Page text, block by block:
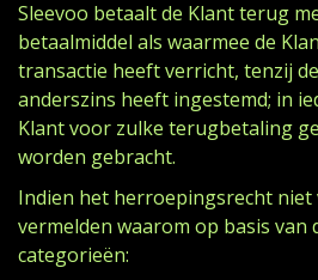
Sleevoo betaalt de Klant terug
betaalmiddel als waarmee de
transactie heeft verricht, tenzij
anderszins heeft ingestemd; in
Klant voor zulke terugbetaling
worden gebracht.
Indien het herroepingsrecht niet
vermelden waarom op basis van
categorieën: